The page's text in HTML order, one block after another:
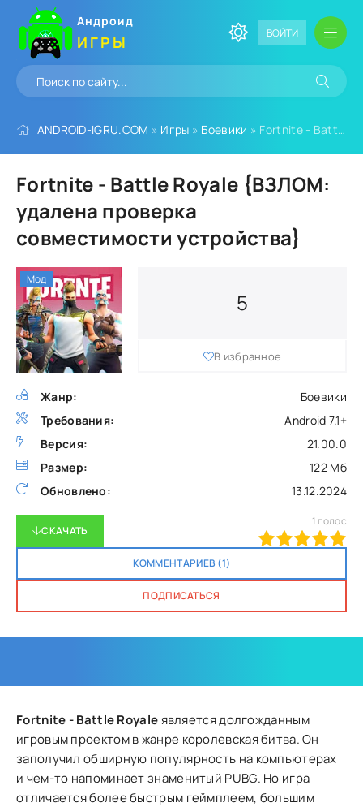
Андроид
ИГРЫ ВОЙТИ
ANDROID-IGRU.COM » Игры » Боевики » Fortnite - Battle Royale {ВЗЛОМ: удалена проверка совместимости устройства}
Fortnite - Battle Royale {ВЗЛОМ:
удалена проверка
совместимости устройства}
Жанр:
Боевики
Требования:
Android 7.1+
Версия:
21.00.0
Размер:
122 Мб
Обновлено:
13.12.2024
5
В избранное
СКАЧАТЬ
КОММЕНТАРИЕВ (1)
ПОДПИСАТЬСЯ
1 голос
Мод
Fortnite - Battle Royaleявляется долгожданным
игровым проектом в жанре королевская битва. Он
заполучил обширную популярность на компьютерах
и чем-то напоминает знаменитый PUBG. Но игра
отличается более быстрым геймплеем, большим